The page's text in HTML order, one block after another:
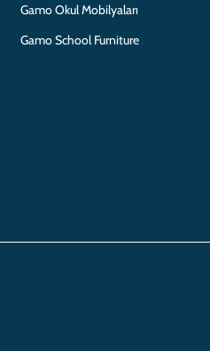
Gamo Okul Mobilyaları
Gamo School Furniture